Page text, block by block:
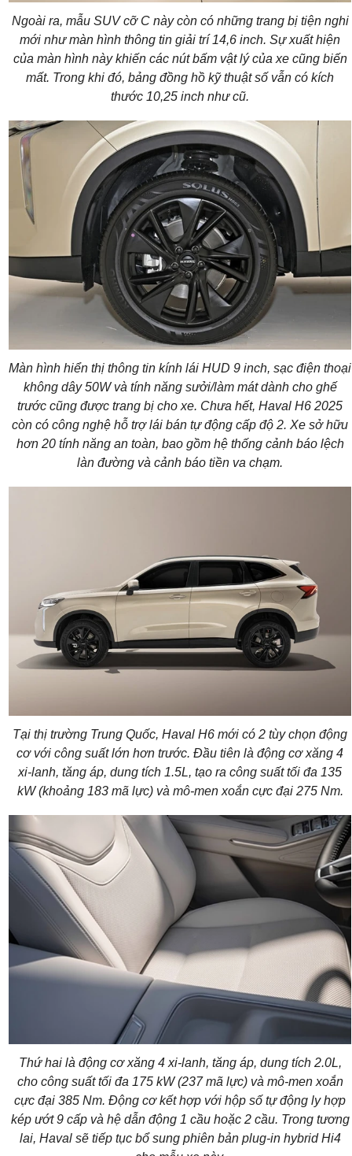
Ngoài ra, mẫu SUV cỡ C này còn có những trang bị tiện nghi
mới như màn hình thông tin giải trí 14,6 inch. Sự xuất hiện
của màn hình này khiến các nút bấm vật lý của xe cũng biến
mất. Trong khi đó, bảng đồng hồ kỹ thuật số vẫn có kích
thước 10,25 inch như cũ.
Màn hình hiển thị thông tin kính lái HUD 9 inch, sạc điện thoại
không dây 50W và tính năng sưởi/làm mát dành cho ghế
trước cũng được trang bị cho xe. Chưa hết, Haval H6 2025
còn có công nghệ hỗ trợ lái bán tự động cấp độ 2. Xe sở hữu
hơn 20 tính năng an toàn, bao gồm hệ thống cảnh báo lệch
làn đường và cảnh báo tiền va chạm.
Tại thị trường Trung Quốc, Haval H6 mới có 2 tùy chọn động
cơ với công suất lớn hơn trước. Đầu tiên là động cơ xăng 4
xi-lanh, tăng áp, dung tích 1.5L, tạo ra công suất tối đa 135
kW (khoảng 183 mã lực) và mô-men xoắn cực đại 275 Nm.
Thứ hai là động cơ xăng 4 xi-lanh, tăng áp, dung tích 2.0L,
cho công suất tối đa 175 kW (237 mã lực) và mô-men xoắn
cực đại 385 Nm. Động cơ kết hợp với hộp số tự động ly hợp
kép ướt 9 cấp và hệ dẫn động 1 cầu hoặc 2 cầu. Trong tương
lai, Haval sẽ tiếp tục bổ sung phiên bản plug-in hybrid Hi4